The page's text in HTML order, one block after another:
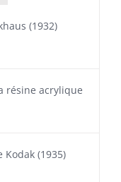
(1932)
résine acrylique
(1935)